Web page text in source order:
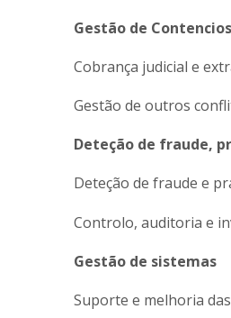
Gestão de
Cobrança judicial e
Gestão de outros
Deteção de fraude,
Deteção de fraude e
Controlo, auditoria e
Gestão de sistemas
Suporte e melhoria